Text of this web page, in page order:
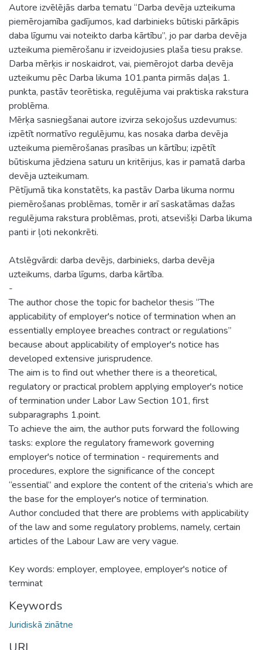
Autore izvēlējās darba tematu “Darba devēja uzteikuma
piemērojamība gadījumos, kad darbinieks būtiski pārkāpis
daba līgumu vai noteikto darba kārtību”, jo par darba devēja
uzteikuma piemērošanu ir izveidojusies plaša tiesu prakse.
Darba mērķis ir noskaidrot, vai, piemērojot darba devēja
uzteikumu pēc Darba likuma 101.panta pirmās daļas 1.
punkta, pastāv teorētiska, regulējuma vai praktiska rakstura
problēma.
Mērķa sasniegšanai autore izvirza sekojošus uzdevumus:
izpētīt normatīvo regulējumu, kas nosaka darba devēja
uzteikuma piemērošanas prasības un kārtību; izpētīt
būtiskuma jēdziena saturu un kritērijus, kas ir pamatā darba
devēja uzteikumam.
Pētījumā tika konstatēts, ka pastāv Darba likuma normu
piemērošanas problēmas, tomēr ir arī saskatāmas dažas
regulējuma rakstura problēmas, proti, atsevišķi Darba likuma
panti ir ļoti nekonkrēti.
Atslēgvārdi: darba devējs, darbinieks, darba devēja
uzteikums, darba līgums, darba kārtība.
-
The author chose the topic for bachelor thesis “The
applicability of employer's notice of termination when an
essentially employee breaches contract or regulations”
because about applicability of employer's notice has
developed extensive jurisprudence.
The aim is to find out whether there is a theoretical,
regulatory or practical problem applying employer's notice
of termination under Labor Law Section 101, first
subparagraphs 1.point.
To achieve the aim, the author puts forward the following
tasks: explore the regulatory framework governing
employer's notice of termination - requirements and
procedures, explore the significance of the concept
“essential” and explore the content of the criteria’s which are
the base for the employer's notice of termination.
Author concluded that there are problems with applicability
of the law and some regulatory problems, namely, certain
articles of the Labour Law are very vague.
Key words: employer, employee, employer's notice of
terminat
Keywords
Juridiskā zinātne